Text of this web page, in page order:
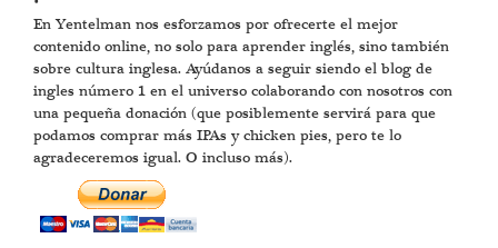
En Yentelman nos esforzamos por ofrecerte el mejor
contenido online, no solo para aprender inglés, sino también
sobre cultura inglesa. Ayúdanos a seguir siendo el blog de
ingles número 1 en el universo colaborando con nosotros con
una pequeña donación (que posiblemente servirá para que
podamos comprar más IPAs y chicken pies, pero te lo
agradeceremos igual. O incluso más).